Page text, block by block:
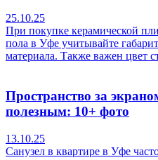
25.10.25
При покупке керамической
пола в Уфе учитывайте
материала. Также важен цвет
Пространство за
полезным: 10+ фото
13.10.25
Санузел в квартире в Уфе